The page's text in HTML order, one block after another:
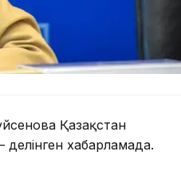
Қазақстан
хабарламада.